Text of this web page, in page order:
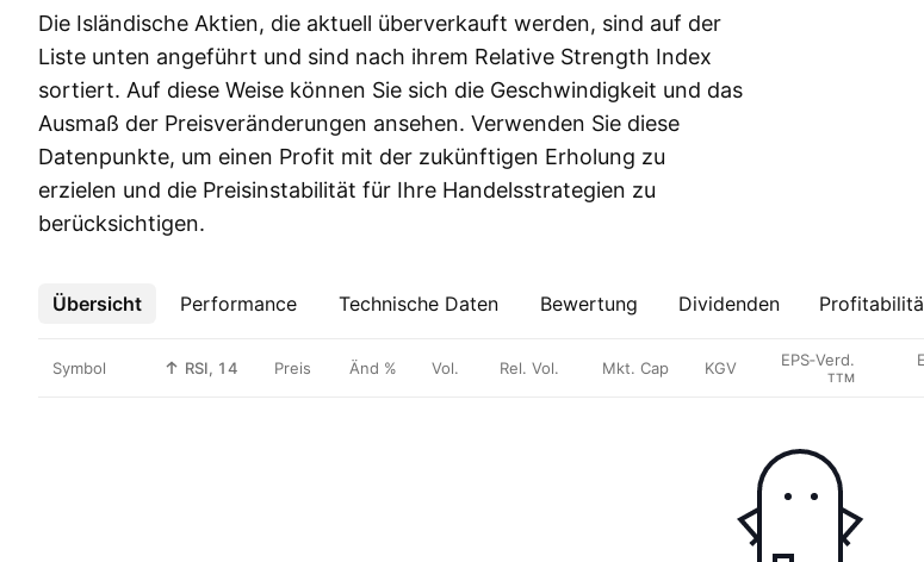
Die Isländische Aktien, die aktuell überverkauft werden, sind auf der
Liste unten angeführt und sind nach ihrem Relative Strength Index
sortiert. Auf diese Weise können Sie sich die Geschwindigkeit und das
Ausmaß der Preisveränderungen ansehen. Verwenden Sie diese
Datenpunkte, um einen Profit mit der zukünftigen Erholung zu
erzielen und die Preisinstabilität für Ihre Handelsstrategien zu
berücksichtigen.
Übersicht Performance Technische Daten Bewertung Dividenden
Mehr
Symbol RSI, 14 Preis Änd % Vol. Rel. Vol. Mkt. Cap KGV EPS‑Verd.
TTM